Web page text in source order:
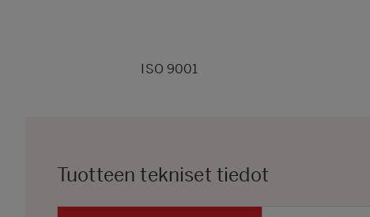
ISO 9001
Tuotteen tekniset tiedot